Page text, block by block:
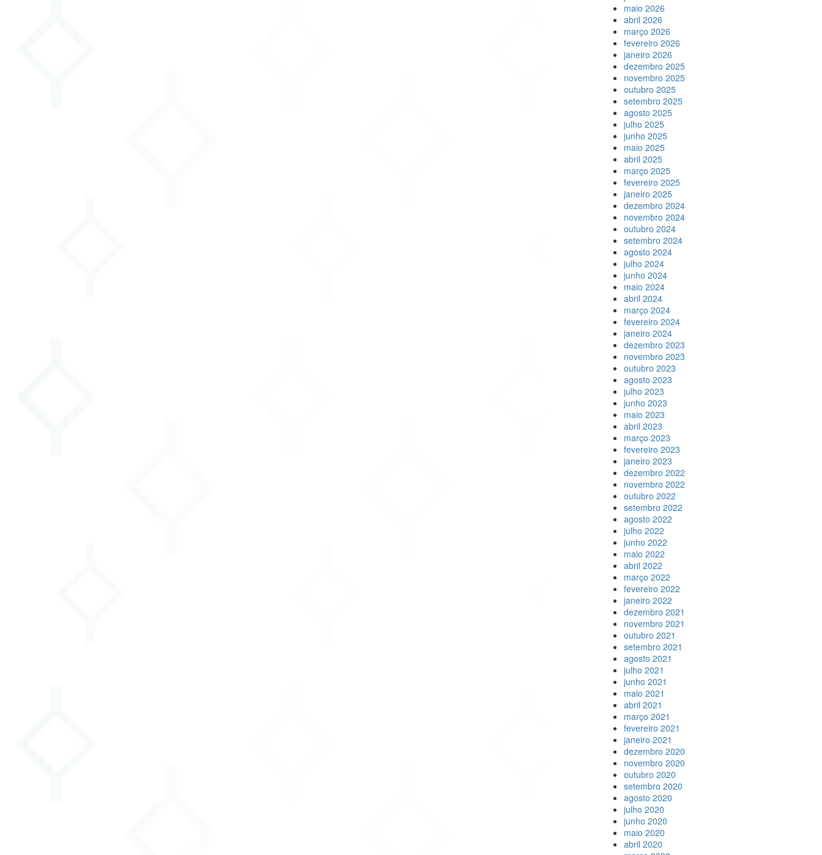
maio 2026
abril 2026
março 2026
fevereiro 2026
janeiro 2026
dezembro 2025
novembro 2025
outubro 2025
setembro 2025
agosto 2025
julho 2025
junho 2025
maio 2025
abril 2025
março 2025
fevereiro 2025
janeiro 2025
dezembro 2024
novembro 2024
outubro 2024
setembro 2024
agosto 2024
julho 2024
junho 2024
maio 2024
abril 2024
março 2024
fevereiro 2024
janeiro 2024
dezembro 2023
novembro 2023
outubro 2023
agosto 2023
julho 2023
junho 2023
maio 2023
abril 2023
março 2023
fevereiro 2023
janeiro 2023
dezembro 2022
novembro 2022
outubro 2022
setembro 2022
agosto 2022
julho 2022
junho 2022
maio 2022
abril 2022
março 2022
fevereiro 2022
janeiro 2022
dezembro 2021
novembro 2021
outubro 2021
setembro 2021
agosto 2021
julho 2021
junho 2021
maio 2021
abril 2021
março 2021
fevereiro 2021
janeiro 2021
dezembro 2020
novembro 2020
outubro 2020
setembro 2020
agosto 2020
julho 2020
junho 2020
maio 2020
abril 2020